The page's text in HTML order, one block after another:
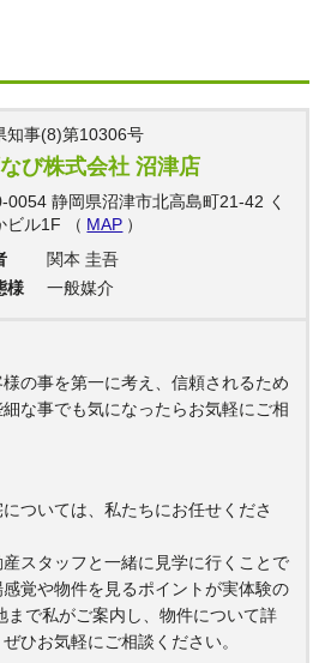
知事(8)第10306号
び株式会社 沼津店
0054 静岡県沼津市北高島町21-42 く
ビル1F （ MAP ）
関本 圭吾
様
一般媒介
の事を第一に考え、信頼されるため
な事でも気になったらお気軽にご相
ついては、私たちにお任せくださ
スタッフと一緒に見学に行くことで
覚や物件を見るポイントが実体験の
まで私がご案内し、物件について詳
ひお気軽にご相談ください。